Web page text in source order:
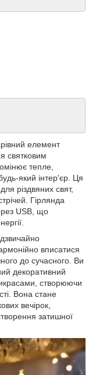
елемент
святковим
тепле,
який інтер'єр. Ця
різдвяних свят,
Гірлянда
USB, що
вписатися
до сучасного. Ви
декоративний
створюючи
Вона стане
вечірок,
затишної